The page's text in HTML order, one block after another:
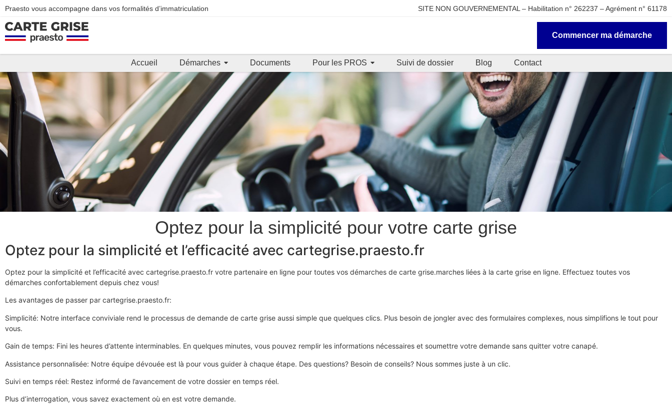
Praesto vous accompagne dans vos formalités d’immatriculation SITE NON GOUVERNEMENTAL – Habilitation n° 262237 – Agrément n° 61178
Commencer ma démarche
Accueil Démarches Documents Pour les PROS Suivi de dossier Blog Contact
Optez pour la simplicité pour votre carte grise
Optez pour la simplicité et l’efficacité avec cartegrise.praesto.fr
Optez pour la simplicité et l’efficacité avec cartegrise.praesto.fr votre partenaire en ligne pour toutes vos démarches de carte grise.marches liées à la carte grise en ligne. Effectuez toutes vos
démarches confortablement depuis chez vous!
Les avantages de passer par cartegrise.praesto.fr:
Simplicité: Notre interface conviviale rend le processus de demande de carte grise aussi simple que quelques clics. Plus besoin de jongler avec des formulaires complexes, nous simplifions le tout pour
vous.
Gain de temps: Fini les heures d’attente interminables. En quelques minutes, vous pouvez remplir les informations nécessaires et soumettre votre demande sans quitter votre canapé.
Assistance personnalisée: Notre équipe dévouée est là pour vous guider à chaque étape. Des questions? Besoin de conseils? Nous sommes juste à un clic.
Suivi en temps réel: Restez informé de l’avancement de votre dossier en temps réel.
Plus d’interrogation, vous savez exactement où en est votre demande.